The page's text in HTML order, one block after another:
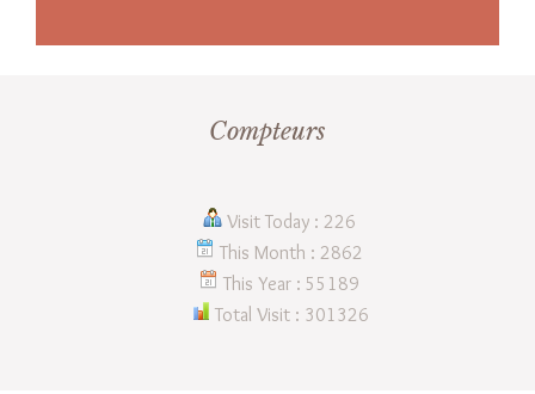
Compteurs
Visit Today : 226
This Month : 2862
This Year : 55189
Total Visit : 301326